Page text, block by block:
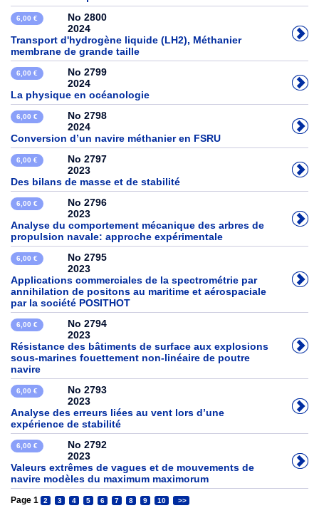
6,00 €
No 2800
2024
Transport d'hydrogène liquide (LH2), Méthanier
membrane de grande taille
6,00 €
No 2799
2024
La physique en océanologie
6,00 €
No 2798
2024
Conversion d’un navire méthanier en FSRU
6,00 €
No 2797
2023
Des bilans de masse et de stabilité
6,00 €
No 2796
2023
Analyse du comportement mécanique des arbres de
propulsion navale: approche expérimentale
6,00 €
No 2795
2023
Applications commerciales de la spectrométrie par
annihilation de positons au maritime et aérospaciale
par la société POSITHOT
6,00 €
No 2794
2023
Résistance des bâtiments de surface aux explosions
sous-marines fouettement non-linéaire de poutre
navire
6,00 €
No 2793
2023
Analyse des erreurs liées au vent lors d’une
expérience de stabilité
6,00 €
No 2792
2023
Valeurs extrêmes de vagues et de mouvements de
navire modèles du maximum maximorum
Page 1 2 3 4 5 6 7 8 9 10 >>